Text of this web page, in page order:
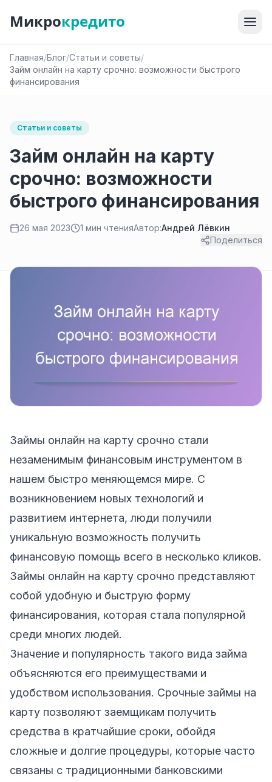
Микрокредито
Главная/Блог/Статьи и советы/
Займ онлайн на карту срочно: возможности быстрого
финансирования
Статьи и советы
Займ онлайн на карту
срочно: возможности
быстрого финансирования
26 мая 2023 1 мин чтенияАвтор:Андрей Лёвкин
Поделиться
Займы онлайн на карту срочно стали
незаменимым финансовым инструментом в
нашем быстро меняющемся мире. С
возникновением новых технологий и
развитием интернета, люди получили
уникальную возможность получить
финансовую помощь всего в несколько кликов.
Займы онлайн на карту срочно представляют
собой удобную и быструю форму
финансирования, которая стала популярной
среди многих людей.
Значение и популярность такого вида займа
объясняются его преимуществами и
удобством использования. Срочные займы на
карту позволяют заемщикам получить
средства в кратчайшие сроки, обойдя
сложные и долгие процедуры, которые часто
связаны с традиционными банковскими